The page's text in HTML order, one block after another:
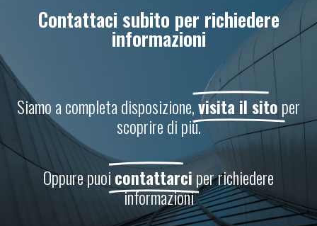
Contattaci subito per richiedere
informazioni
Siamo a completa disposizione,visita il sitoper
scoprire di più.
Oppure puoicontattarciper richiedere
informazioni